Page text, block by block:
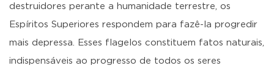
destruidores perante a humanidade terrestre, os
Espíritos Superiores respondem para fazê-la progredir
mais depressa. Esses flagelos constituem fatos naturais,
indispensáveis ao progresso de todos os seres